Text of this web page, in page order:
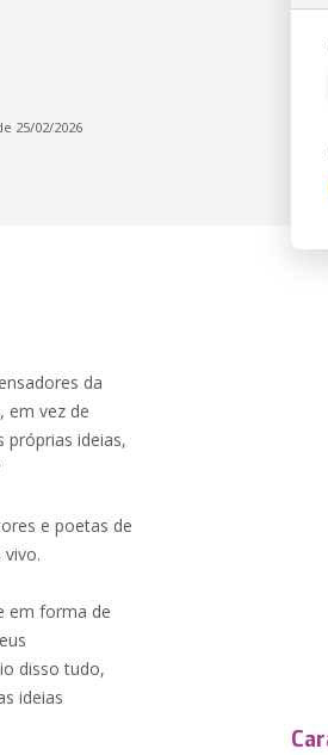
25/02/2026
da
em vez de
próprias ideias,
e poetas de
em forma de
disso tudo,
ideias